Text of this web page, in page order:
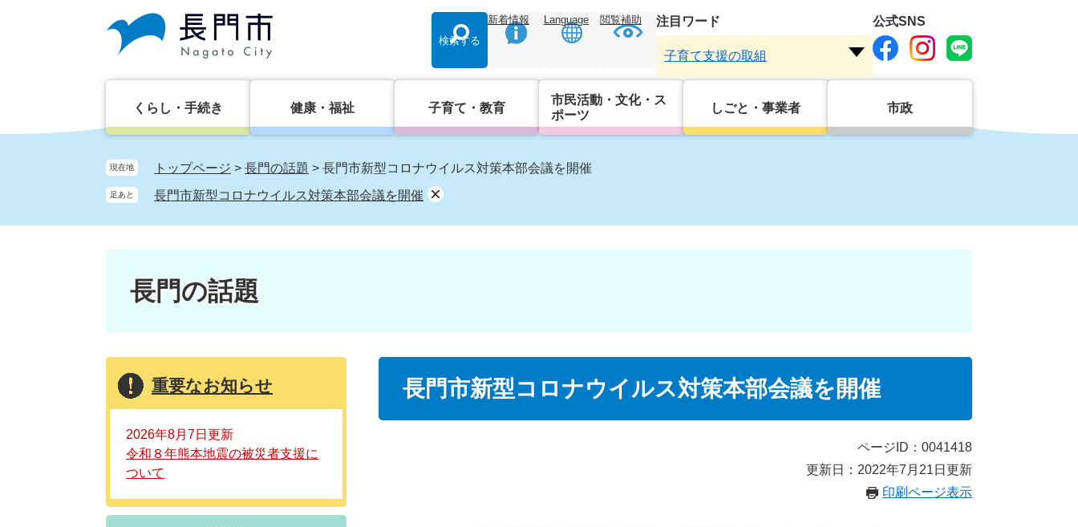
検索する
新着情報 Language 閲覧補助 注目ワード
ー
子育て支援の取組
公式SNS
くらし・手続き 健康・福祉 子育て・教育
市民活動・文化・ス
ポーツ
しごと・事業者 市政
現在地 トップページ > 長門の話題 > 長門市新型コロナウイルス対策本部会議を開催
足あと 長門市新型コロナウイルス対策本部会議を開催
長門の話題
長門市新型コロナウイルス対策本部会議を開催
ページID：0041418
更新日：2022年7月21日更新
印刷ページ表示
重要なお知らせ
2026年8月7日更新
令和８年熊本地震の被災者支援に
ついて